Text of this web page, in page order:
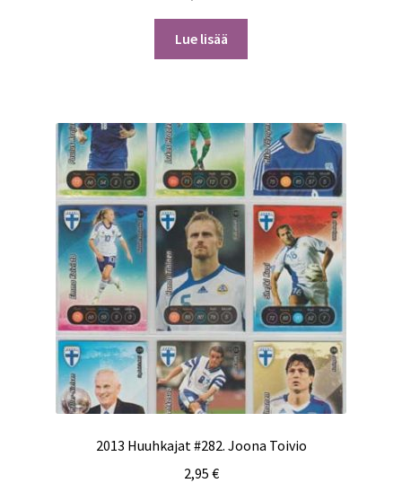
Lue lisää
2013 Huuhkajat #282. Joona Toivio
2,95 €